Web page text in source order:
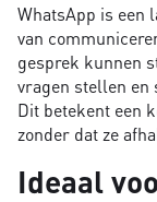
WhatsApp is een
van
gesprek kunnen
vragen stellen en
Dit betekent een
zonder dat ze
Ideaal